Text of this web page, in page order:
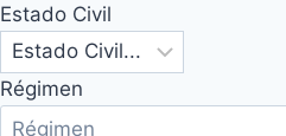
Estado Civil
Régimen